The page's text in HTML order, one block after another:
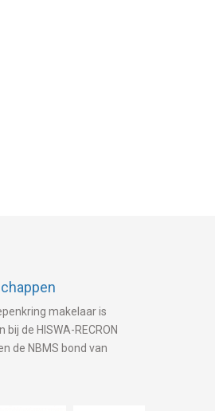
makelaar is
bij de HISWA-RECRON
de NBMS bond van